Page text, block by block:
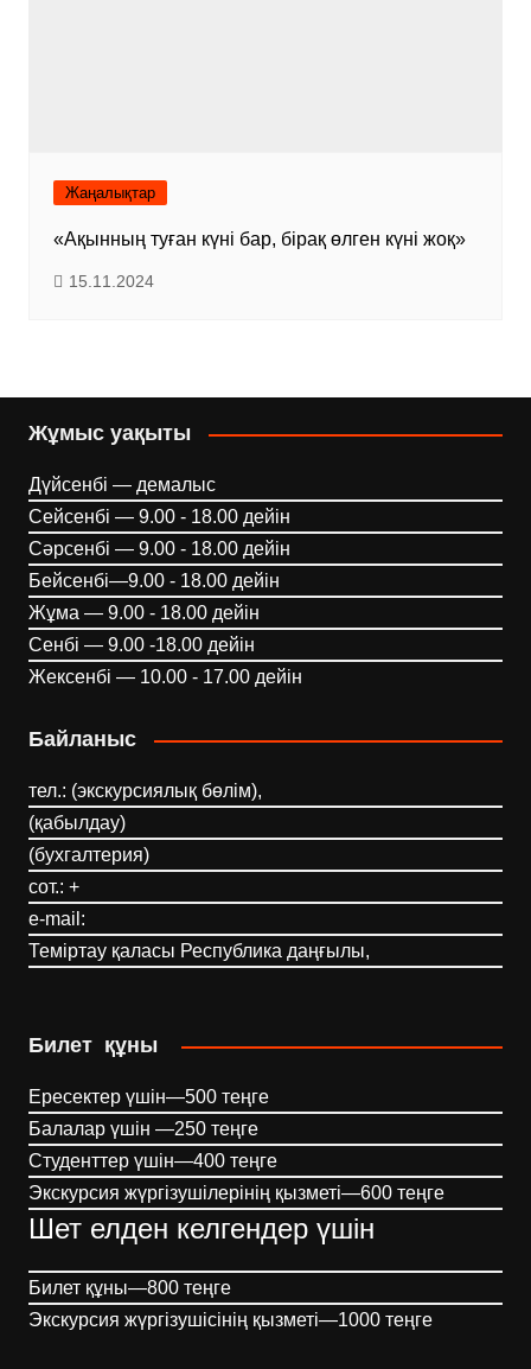
Жаңалықтар
«Ақынның туған күні бар, бірақ өлген күні жоқ»
15.11.2024
Жұмыс уақыты
Дүйсенбі — демалыс
Сейсенбі — 9.00 - 18.00 дейін
Сәрсенбі — 9.00 - 18.00 дейін
Бейсенбі—9.00 - 18.00 дейін
Жұма — 9.00 - 18.00 дейін
Сенбі — 9.00 -18.00 дейін
Жексенбі — 10.00 - 17.00 дейін
Байланыс
тел.: (экскурсиялық бөлім),
(қабылдау)
(бухгалтерия)
сот.: +
e-mail:
Теміртау қаласы Республика даңғылы,
Билет құны
Ересектер үшін—500 теңге
Балалар үшін —250 теңге
Студенттер үшін—400 теңге
Экскурсия жүргізушілерінің қызметі—600 теңге
Шет елден келгендер үшін
Билет құны—800 теңге
Экскурсия жүргізушісінің қызметі—1000 теңге